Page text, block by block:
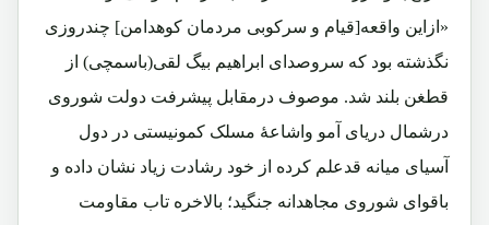
«ازاین واقعه[قیام و سرکوبی مردمان کوهدامن] چندروزی
نگذشته بود که سروصدای ابراهیم بیگ لقی(باسمچی) از
قطغن بلند شد. موصوف درمقابل پیشرفت دولت شوروی
درشمال دریای آمو واشاعۀ مسلک کمونیستی در دول
آسیای میانه قدعلم کرده از خود رشادت زیاد نشان داده و
باقوای شوروی مجاهدانه جنگید؛ بالاخره تاب مقاومت